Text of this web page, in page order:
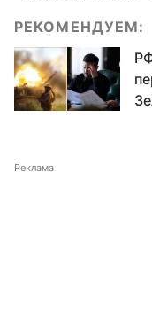
РЕКОМЕНДУЕМ:
Реклама